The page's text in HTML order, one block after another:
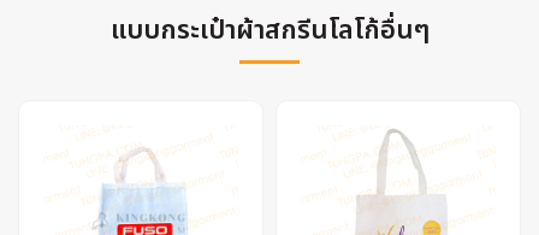
แบบกระเป๋าผ้าสกรีนโลโก้อื่นๆ